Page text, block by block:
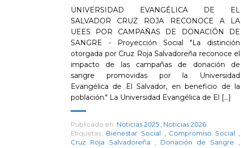
UNIVERSIDAD EVANGÉLICA DE EL
SALVADOR CRUZ ROJA RECONOCE A LA
UEES POR CAMPAÑAS DE DONACIÓN DE
SANGRE - Proyección Social "La distinción
otorgada por Cruz Roja Salvadoreña reconoce el
impacto de las campañas de donación de
sangre promovidas por la Universidad
Evangélica de El Salvador, en beneficio de la
población." La Universidad Evangélica de El [...]
Publicado en: Noticias 2025
Noticias 2026
Etiquetas: Bienestar Social Compromiso Social
Cruz Roja Salvadoreña
Donación de Sangre